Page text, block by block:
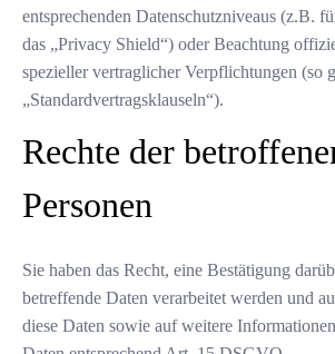
entsprechenden Datenschutzniveaus (z.B.
das „Privacy Shield“) oder Beachtung
spezieller vertraglicher Verpflichtungen (so
„Standardvertragsklauseln“).
Rechte der
Personen
Sie haben das Recht, eine Bestätigung
betreffende Daten verarbeitet werden und
diese Daten sowie auf weitere